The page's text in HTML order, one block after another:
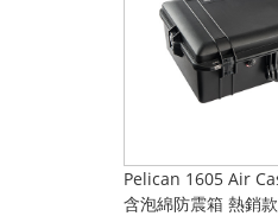
Pelican 1605 Air
含泡綿防震箱 熱銷款